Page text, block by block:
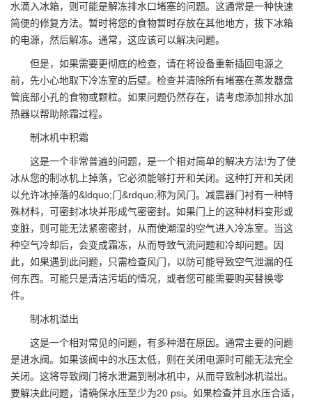
水滴入冰箱，则可能是解冻排水口堵塞的问题。这通常是一种快速
简便的修复方法。暂时将您的食物暂时存放在其他地方，拔下冰箱
的电源，然后解冻。通常，这应该可以解决问题。
但是，如果需要更彻底的检查，请在将设备重新插回电源之
前，先小心地取下冷冻室的后壁。检查并清除所有堵塞在蒸发器盘
管底部小孔的食物或颗粒。如果问题仍然存在，请考虑添加排水加
热器以帮助除霜过程。
制冰机中积霜
这是一个非常普遍的问题，是一个相对简单的解决方法!为了使
冰从您的制冰机上掉落，它必须能够打开和关闭。这种打开和关闭
以允许冰掉落的&ldquo;门&rdquo;称为风门。减震器门衬有一种特
殊材料，可密封冰块并形成气密密封。如果门上的这种材料变形或
变脏，则可能无法紧密密封，从而使潮湿的空气进入冷冻室。当这
种空气冷却后，会变成霜冻，从而导致气流问题和冷却问题。因
此，如果遇到此问题，只需检查风门，以防可能导致空气泄漏的任
何东西。可能只是清洁污垢的情况，或者您可能需要购买替换零
件。
制冰机溢出
这是一个相对常见的问题，有多种潜在原因。通常主要的问题
是进水阀。如果该阀中的水压太低，则在关闭电源时可能无法完全
关闭。这将导致阀门将水泄漏到制冰机中，从而导致制冰机溢出。
要解决此问题，请确保水压至少为20 psi。如果检查并且水压合适，